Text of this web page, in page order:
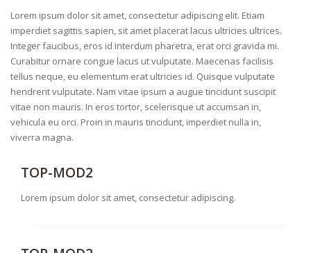
Lorem ipsum dolor sit amet, consectetur adipiscing elit. Etiam
imperdiet sagittis sapien, sit amet placerat lacus ultricies ultrices.
Integer faucibus, eros id interdum pharetra, erat orci gravida mi.
Curabitur ornare congue lacus ut vulputate. Maecenas facilisis
tellus neque, eu elementum erat ultricies id. Quisque vulputate
hendrerit vulputate. Nam vitae ipsum a augue tincidunt suscipit
vitae non mauris. In eros tortor, scelerisque ut accumsan in,
vehicula eu orci. Proin in mauris tincidunt, imperdiet nulla in,
viverra magna.
TOP-MOD2
Lorem ipsum dolor sit amet, consectetur adipiscing.